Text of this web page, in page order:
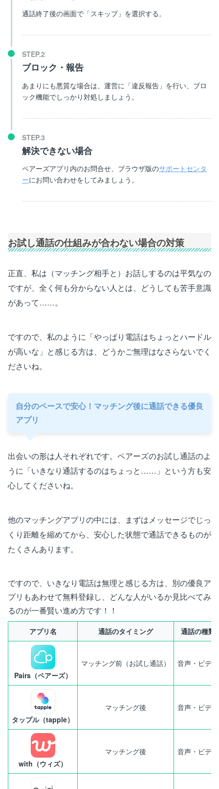
通話終了後の画面で「スキップ」を選択する。
ブロック・報告
あまりにも悪質な場合は、運営に「違反報告」を行い、ブロ
ック機能でしっかり対処しましょう。
解決できない場合
ペアーズアプリ内のお問合せ、ブラウザ版のサポートセンタ
ーにお問い合わせをしてみましょう。
お試し通話の仕組みが合わない場合の対策
正直、私は（マッチング相手と）お話しするのは平気なの
ですが、全く何も分からない人とは、どうしても苦手意識
があって……。
ですので、私のように「やっぱり電話はちょっとハードル
が高いな」と感じる方は、どうかご無理はなさらないでく
ださいね。
自分のペースで安心！マッチング後に通話できる優良
アプリ
出会いの形は人それぞれです。ペアーズのお試し通話のよ
うに「いきなり通話するのはちょっと……」という方も安
心してくださいね。
他のマッチングアプリの中には、まずはメッセージでじっ
くり距離を縮めてから、安心した状態で通話できるものが
たくさんあります。
ですので、いきなり電話は無理と感じる方は、別の優良ア
プリもあわせて無料登録し、どんな人がいるか見比べてみ
るのが一番賢い進め方です！！
アプリ名 通話のタイミング 通話の種類
Pairs（ペアーズ）
マッチング前（お試し通話） 音声・ビデオ
タップル（tapple）
マッチング後 音声・ビデオ
with（ウィズ）
マッチング後 音声・ビデオ